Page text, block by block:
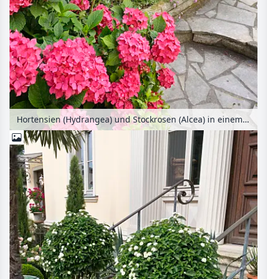
Hortensien (Hydrangea) und Stockrosen (Alcea) in einem Vorgarten